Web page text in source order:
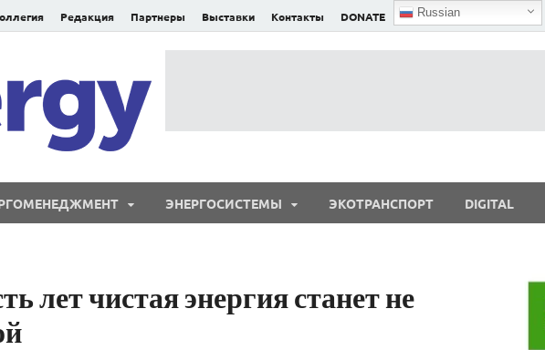
Редакция Партнеры Выставки Контакты DONATE Russian
ЭНЕРГОСИСТЕМЫ ЭКОТРАНСПОРТ DIGITAL
лет чистая энергия станет не